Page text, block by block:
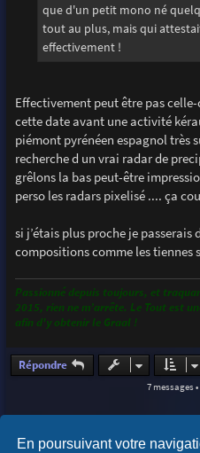
En poursuivant votre
que d'un petit mono né
tout au plus, mais qui
effectivement !
Effectivement peut être pas
cette date avant une activité
piémont pyrénéen espagnol très
recherche d un vrai radar de
grêlons la bas peut-être
perso les radars pixelisé .... ça
si j’étais plus proche je passerais
compositions comme les tiennes
Passionné depuis toujours, et
2015, rien ne m’arrête. Le Tout est
afin d'y obtenir le Graal !
Répondre
7 messages